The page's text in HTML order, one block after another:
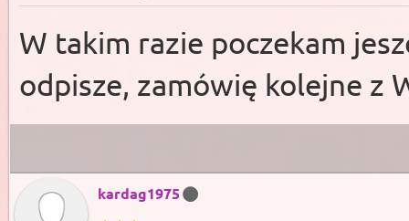
W takim razie poczekam
odpisze, zamówię kolejne z
kardag1975